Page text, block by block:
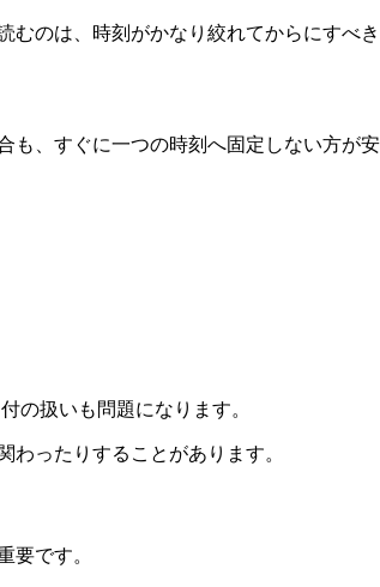
のは、時刻がかなり絞れてからにすべき
、すぐに一つの時刻へ固定しない方が安
の扱いも問題になります。
ったりすることがあります。
要です。